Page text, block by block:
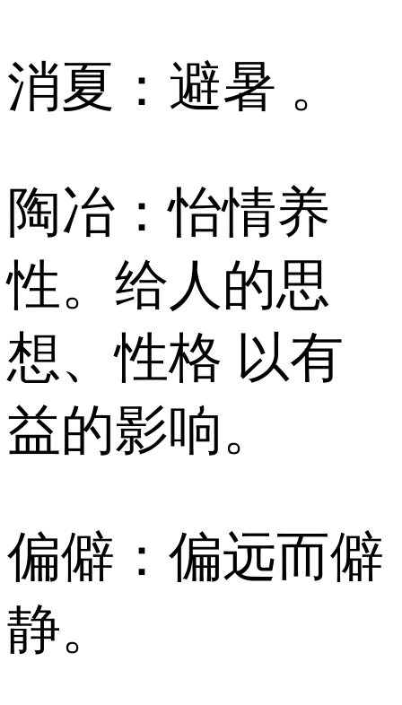
消夏：避暑 。
陶冶：怡情养
性。给人的思
想、性格 以有
益的影响。
偏僻：偏远而僻
静。